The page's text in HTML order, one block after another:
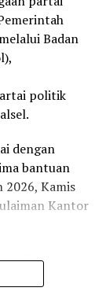
Badan
politik
dengan
bantuan
2026, Kamis
Kantor
Bidang
diharapkan